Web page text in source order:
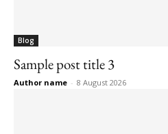
Blog
Sample post title 3
Author name - 8 August 2026